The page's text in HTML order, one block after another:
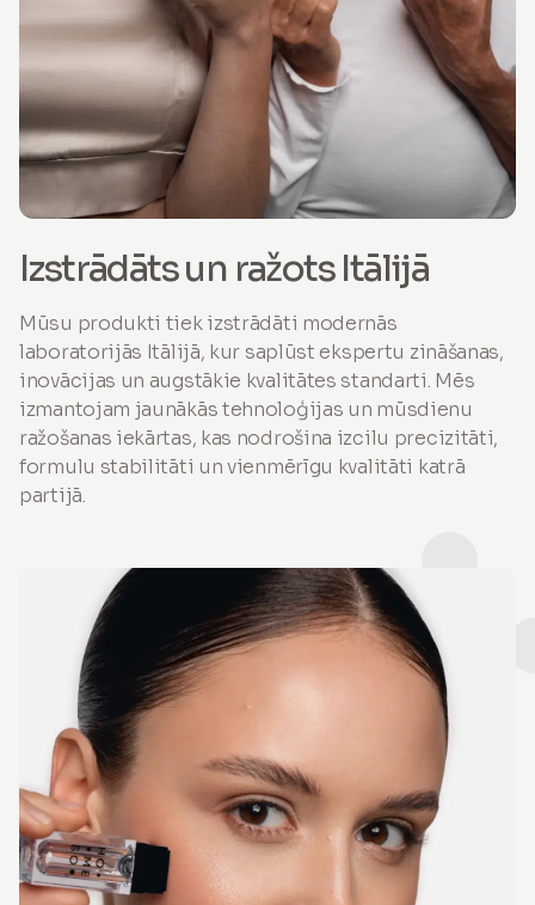
Izstrādāts un ražots Itālijā
Mūsu produkti tiek izstrādāti modernās
laboratorijās Itālijā, kur saplūst ekspertu zināšanas,
inovācijas un augstākie kvalitātes standarti. Mēs
izmantojam jaunākās tehnoloģijas un mūsdienu
ražošanas iekārtas, kas nodrošina izcilu precizitāti,
formulu stabilitāti un vienmērīgu kvalitāti katrā
partijā.